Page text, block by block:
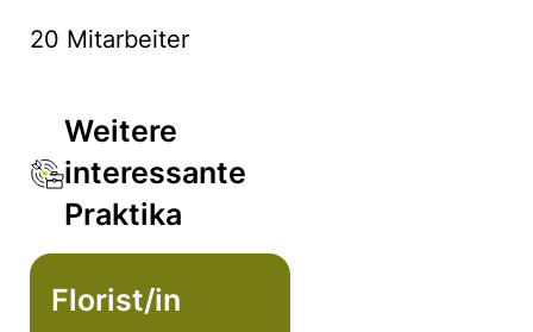
20 Mitarbeiter
Weitere
interessante
Praktika
Florist/in